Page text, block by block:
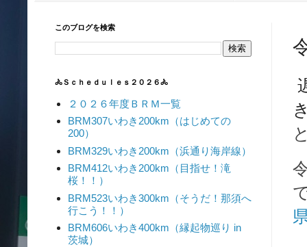
このブログを検索
🚴Ｓｃｈｅｄｕｌｅｓ２０２６🚴
２０２６年度ＢＲＭ一覧
BRM307いわき200km（はじめての
200）
BRM329いわき200km（浜通り海岸線）
BRM412いわき200km（目指せ！滝
桜！！）
BRM523いわき300km（そうだ！那須へ
行こう！！）
BRM606いわき400km（縁起物巡り in
茨城）